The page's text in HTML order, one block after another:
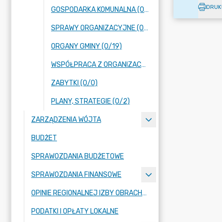
GOSPODARKA KOMUNALNA (0/0)
SPRAWY ORGANIZACYJNE (0/18)
ORGANY GMINY (0/19)
WSPÓŁPRACA Z ORGANIZACJAMI POZARZĄDOWYMI (0/1)
ZABYTKI (0/0)
PLANY, STRATEGIE (0/2)
ZARZĄDZENIA WÓJTA
BUDŻET
SPRAWOZDANIA BUDŻETOWE
SPRAWOZDANIA FINANSOWE
OPINIE REGIONALNEJ IZBY OBRACHUNKOWEJ
PODATKI I OPŁATY LOKALNE